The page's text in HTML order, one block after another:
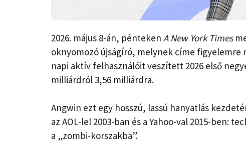
2026. május 8-án, pénteken A New York Times
oknyomozó újságíró, melynek címe figyelemre
napi aktív felhasználóit veszített 2026 első
milliárdról 3,56 milliárdra.
Angwin ezt egy hosszú, lassú hanyatlás
az AOL-lel 2003-ban és a Yahoo-val 2015-ben:
a „zombi-korszakba”.